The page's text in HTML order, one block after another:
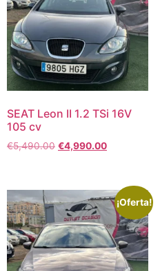
SEAT Leon II 1.2 TSi 16V
105 cv
€5,490.00 €4,990.00
¡Oferta!